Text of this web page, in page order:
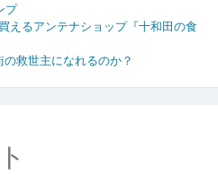
プ
えるアンテナショップ『十和田の食
救世主になれるのか？